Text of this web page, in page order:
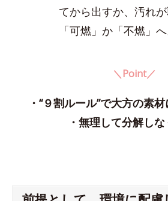
てから出すか、汚れ
「可燃」か「不燃」へ
＼Point／
・“９割ルール”で大方の素
・無理して分解し